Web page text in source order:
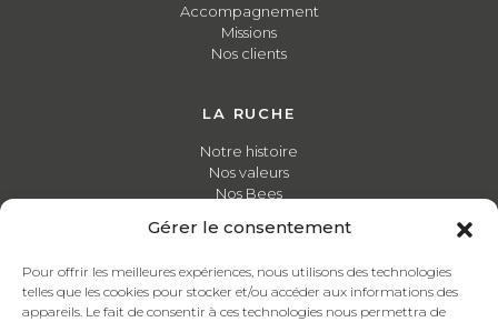
Gérer le consentement
Pour offrir les meilleures expériences, nous utilisons des technologies
telles que les cookies pour stocker et/ou accéder aux informations des
appareils. Le fait de consentir à ces technologies nous permettra de
Accompagnement
Missions
Nos clients
LA RUCHE
Notre histoire
Nos valeurs
Nos Bees
Découvrez notre catalogue de formations